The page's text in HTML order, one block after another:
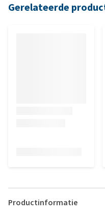
Gerelateerde
Productinformatie